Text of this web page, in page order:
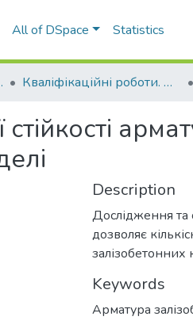
All of DSpace Statistics
Кваліфікаційні роботи. Факультет інженерно-технологічний
стійкості
Description
Дослідження та
дозволяє
залізобетонних
Keywords
Арматура